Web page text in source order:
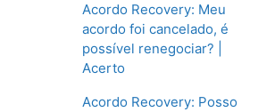
Acordo Recovery: Meu
acordo foi cancelado, é
possível renegociar? |
Acerto
Acordo Recovery: Posso